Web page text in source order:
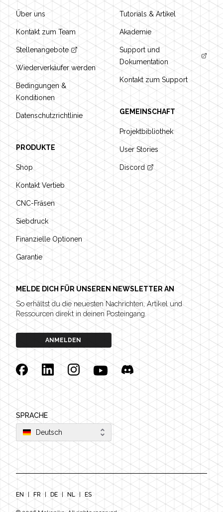
Über uns
Kontakt zum Team
Stellenangebote
Wiederverkäufer werden
Bedingungen &
Konditionen
Datenschutzrichtlinie
PRODUKTE
Shop
Kontakt Vertieb
CNC-Fräsen
Siebdruck
Finanzielle Optionen
Garantie
Tutorials & Artikel
Akademie
Support und
Dokumentation
Kontakt zum Support
GEMEINSCHAFT
Projektbibliothek
User Stories
Discord
MELDE DICH FÜR UNSEREN NEWSLETTER AN
So erhältst du die neuesten Nachrichten, Artikel und
Ressourcen direkt in deinen Posteingang.
ANMELDEN
FacebookLinkedinInstagramYouTubeDiscord
SPRACHE
Deutsch
EN FR DE NL ES